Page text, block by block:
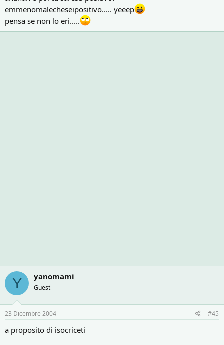
emmenomalecheseipositivo..... yeeep
pensa se non lo eri.....
Y yanomami
Guest
23 Dicembre 2004 #45
a proposito di isocriceti